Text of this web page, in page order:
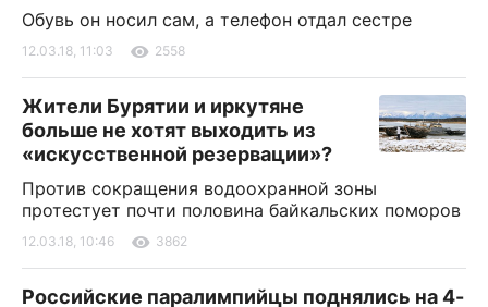
Обувь он носил сам, а телефон отдал сестре
12.03.18, 11:03 2558
Жители Бурятии и иркутяне
больше не хотят выходить из
«искусственной резервации»?
Против сокращения водоохранной зоны
протестует почти половина байкальских поморов
12.03.18, 10:46 3862
Российские паралимпийцы поднялись на 4-